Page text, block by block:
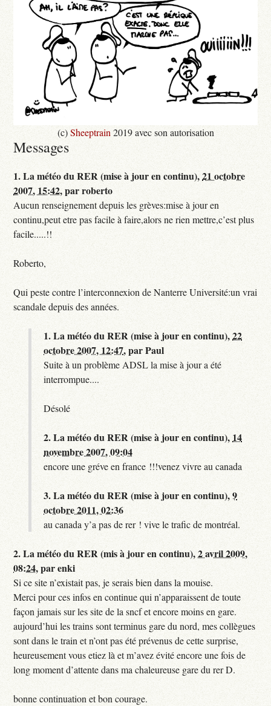
(c)Sheeptrain 2019 avec son autorisation
Messages
1.La météo du RER (mise à jour en continu),21 octobre
2007, 15:42,parroberto
Aucun renseignement depuis les grèves:mise à jour en
continu,peut etre pas facile à faire,alors ne rien mettre,c’est plus
facile.....!!
Roberto,
Qui peste contre l’interconnexion de Nanterre Université:un vrai
scandale depuis des années.
1.La météo du RER (mise à jour en continu),22
octobre 2007, 12:47,parPaul
Suite à un problème ADSL la mise à jour a été
interrompue....
Désolé
2.La météo du RER (mise à jour en continu), 14
novembre 2007, 09:04
encore une gréve en france !!!venez vivre au canada
3.La météo du RER (mise à jour en continu),9
octobre 2011, 02:36
au canada y’a pas de rer ! vive le trafic de montréal.
2.La météo du RER (mis à jour en continu),2 avril 2009,
08:24,parenki
Si ce site n’existait pas, je serais bien dans la mouise.
Merci pour ces infos en continue qui n’apparaissent de toute
façon jamais sur les site de la sncf et encore moins en gare.
aujourd’hui les trains sont terminus gare du nord, mes collègues
sont dans le train et n’ont pas été prévenus de cette surprise,
heureusement vous etiez là et m’avez évité encore une fois de
long moment d’attente dans ma chaleureuse gare du rer D.
bonne continuation et bon courage.